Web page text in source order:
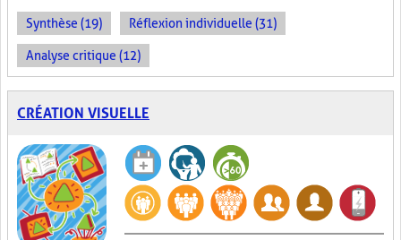
Synthèse (19) Réflexion individuelle (31)
Analyse critique (12)
CRÉATION VISUELLE